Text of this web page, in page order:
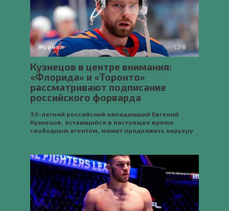
Журнал 0
Кузнецов в центре внимания:
«Флорида» и «Торонто»
рассматривают подписание
российского форварда
33-летний российский нападающий Евгений
Кузнецов, остающийся в настоящее время
свободным агентом, может продолжить карьеру